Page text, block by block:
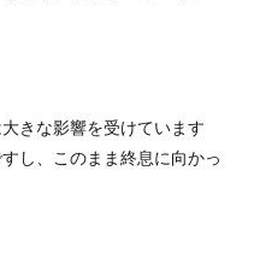
きな影響を受けています
し、このまま終息に向かっ